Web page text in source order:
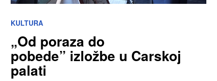
KULTURA
„Od poraza do
pobede” izložbe u Carskoj
palati